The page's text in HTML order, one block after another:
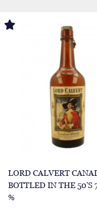
LORD CALVERT
BOTTLED IN THE 50'S
%